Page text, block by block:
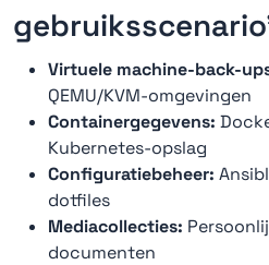
Virtuele machine-back-
QEMU/KVM-omgevingen
Containergegevens:
Kubernetes-opslag
Configuratiebeheer:
dotfiles
Mediacollecties:
documenten